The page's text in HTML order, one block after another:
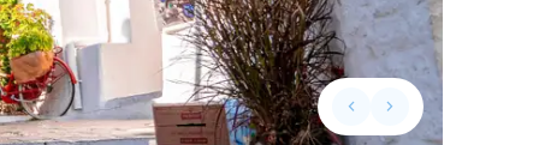
keyboard_arrow_leftPrevious slide
keyboard_arrow_rightNext slide